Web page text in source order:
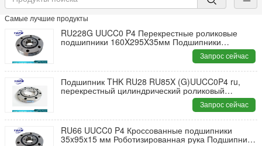
Самые лучшие продукты
RU228G UUCC0 P4 Перекрестные роликовые
подшипники 160X295X35мм Подшипники
Запрос сейчас
Подшипник THK RU28 RU85X (G)UUCC0P4 ru,
перекрестный цилиндрический роликовый
Запрос сейчас
RU66 UUCC0 P4 Кроссованные подшипники
35x95x15 мм Роботизированная рука Подшипники